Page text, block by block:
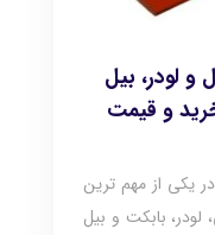
لودر، بیل
و قیمت
یکی از مهم ترین
بابکت و بیل